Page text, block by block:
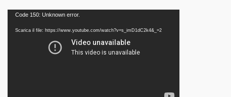
Code 150: Unknown error.
Scarica il file: https://www.youtube.com/watch?v=s_imD1dC2k4&_=2